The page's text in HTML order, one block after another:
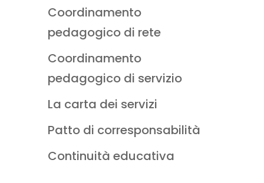
Coordinamento
pedagogico di rete
Coordinamento
pedagogico di servizio
La carta dei servizi
Patto di corresponsabilità
Continuità educativa